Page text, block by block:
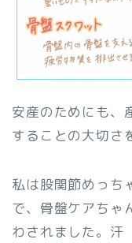
安産のためにも、
することの大切さ
私は股関節めっち
で、骨盤ケアちゃ
わされました。汗